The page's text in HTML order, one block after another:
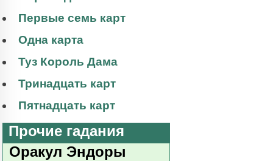
Первые семь карт
Одна карта
Туз Король Дама
Тринадцать карт
Пятнадцать карт
Прочие гадания
Оракул Эндоры